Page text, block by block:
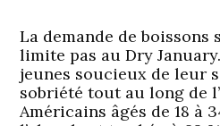
La demande de boissons
limite pas au Dry
jeunes soucieux de leur
sobriété tout au long de
Américains âgés de 18 à